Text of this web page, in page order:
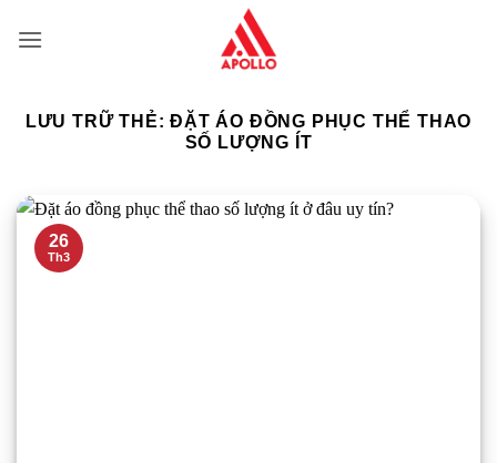
qua
LƯU TRỮ THẺ:ĐẶT ÁO ĐỒNG PHỤC THỂ THAO
SỐ LƯỢNG ÍT
26
Th3